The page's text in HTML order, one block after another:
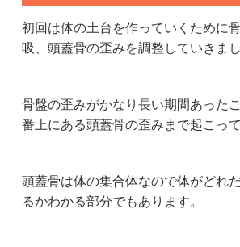
初回は体の土台を作っていくために
吸、頭蓋骨の歪みを調整していきまし
骨盤の歪みがかなり長い期間あった
番上にある頭蓋骨の歪みまで起こって
頭蓋骨は体の集合体なので体がどれ
るかわかる部分でもあります。